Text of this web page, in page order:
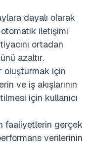
dayalı olarak
otomatik iletişimi
ortadan
azaltır.
oluşturmak için
ve iş akışlarının
için kullanıcı
faaliyetlerin gerçek
verilerinin